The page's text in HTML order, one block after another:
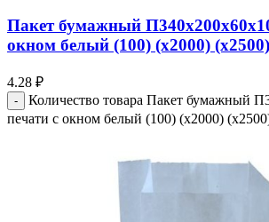
Пакет бумажный
окном белый (100) (х2000) (х2500)
4.28 ₽
Количество товара Пакет бумажный
печати с окном белый (100) (х2000)